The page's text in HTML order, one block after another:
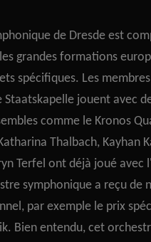
de Dresde est
grandes formations
spécifiques. Les
Staatskapelle jouent avec
comme le Kronos
Thalbach, Kayhan
Terfel ont déjà joué
symphonique a reçu de
par exemple le prix
Bien entendu, cet